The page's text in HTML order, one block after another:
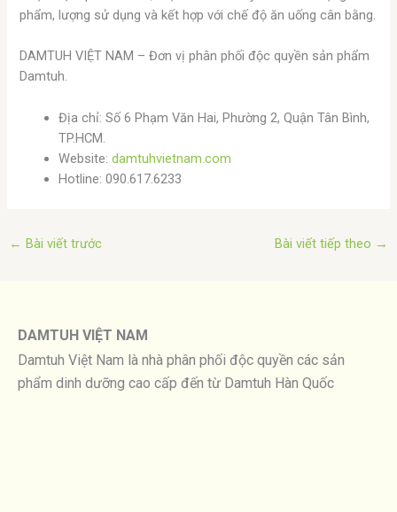
phẩm, lượng sử dụng và kết hợp với chế độ ăn uống cân bằng.
DAMTUH VIỆT NAM – Đơn vị phân phối độc quyền sản phẩm
Damtuh.
Địa chỉ: Số 6 Phạm Văn Hai, Phường 2, Quận Tân Bình,
TP.HCM.
Website: damtuhvietnam.com
Hotline: 090.617.6233
← Bài viết trước Bài viết tiếp theo →
DAMTUH VIỆT NAM
Damtuh Việt Nam là nhà phân phối độc quyền các sản
phẩm dinh dưỡng cao cấp đến từ Damtuh Hàn Quốc